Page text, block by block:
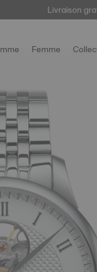
Livraison
ici
Femme